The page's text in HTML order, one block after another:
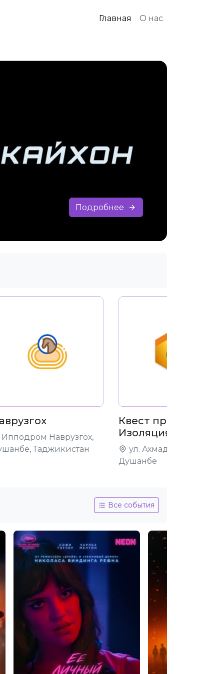
Главная О нас
Ипподром Наврузгох,
Таджикистан
Квест проект
Изоляция
ул. Ахмади Дониш 5А,
Душанбе
Все события